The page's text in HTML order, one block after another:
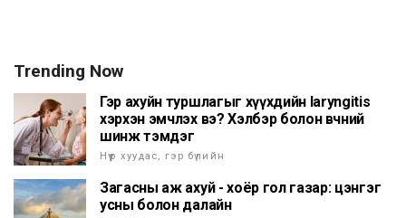
Trending Now
Гэр ахуйн туршлагыг хүүхдийн laryngitis
хэрхэн эмчлэх вэ? Хэлбэр болон өвчний
шинж тэмдэг
Нүүр хуудас, гэр бүлийн
Загасны аж ахуй - хоёр гол газар: цэнгэг
усны болон далайн